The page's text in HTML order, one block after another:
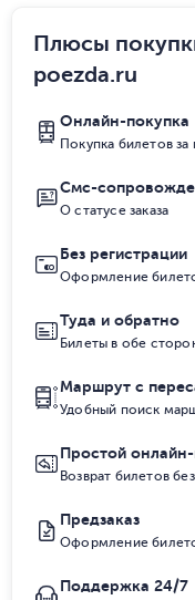
Плюсы
poezda.ru
Онлайн-покупка
Покупка билетов за
Смс-
О статусе заказа
Без регистрации
Оформление
Туда и обратно
Билеты в обе
Маршрут с
Удобный поиск
Простой онлайн-
Возврат билетов
Предзаказ
Оформление
Поддержка 24/7